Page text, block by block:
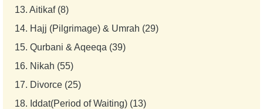
13. Aitikaf (8)
14. Hajj (Pilgrimage) & Umrah (29)
15. Qurbani & Aqeeqa (39)
16. Nikah (55)
17. Divorce (25)
18. Iddat(Period of Waiting) (13)